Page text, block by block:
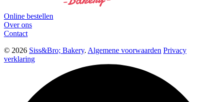
Online bestellen
Over ons
Contact
© 2026 Siss&Bro; Bakery. Algemene voorwaarden Privacy
verklaring